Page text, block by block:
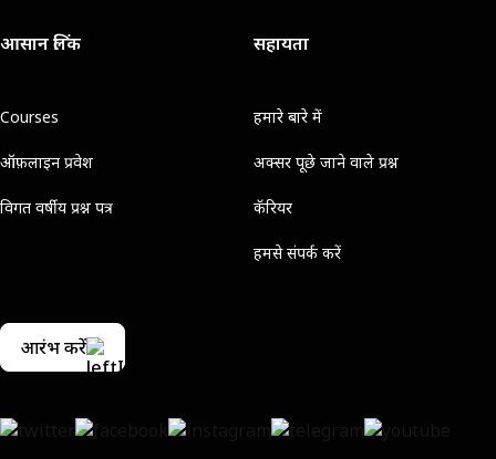
आसान लिंक
Courses
ऑफ़लाइन प्रवेश
विगत वर्षीय प्रश्न पत्र
सहायता
हमारे बारे में
अक्सर पूछे जाने वाले प्रश्न
कॅरियर
हमसे संपर्क करें
आरंभ करें